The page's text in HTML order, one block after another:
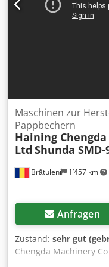
Brătuleni 1’457 km
Maschinen zur
Pappbechern
Haining
Ltd Shunda SMD-
Anfragen
Zustand: sehr gut
Chengda Machinery
Pappbecher Dcodpfx